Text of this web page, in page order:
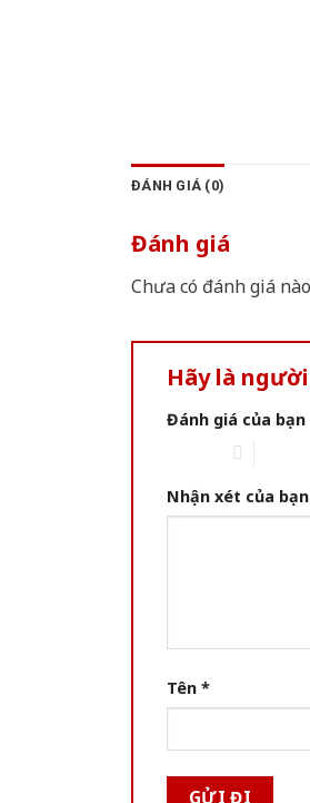
ĐÁNH GIÁ (0)
Đánh giá
Chưa có đánh giá
Hãy là
Đánh giá của bạn
Nhận xét của bạn
Tên *